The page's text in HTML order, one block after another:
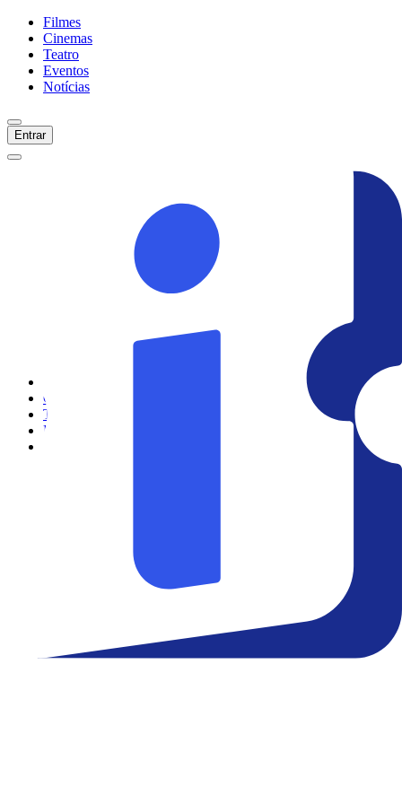
Filmes
Cinemas
Teatro
Eventos
Notícias
Entrar
Cinemas
Teatro
Eventos